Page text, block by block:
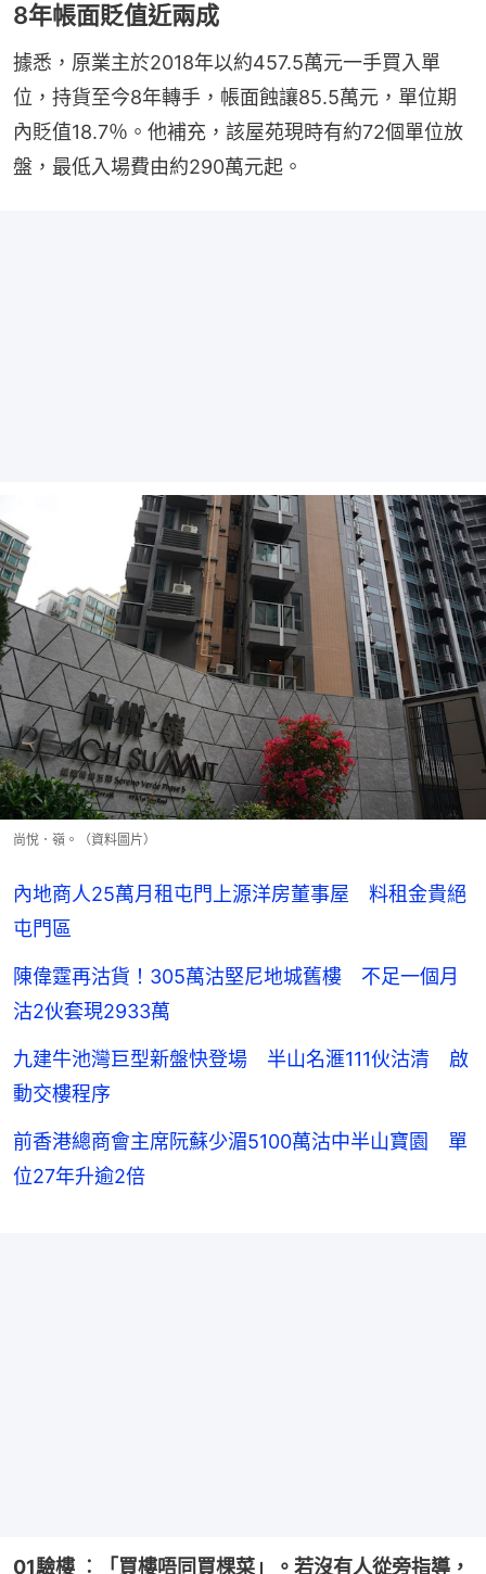
8年帳面貶值近兩成
據悉，原業主於2018年以約457.5萬元一手買入單
位，持貨至今8年轉手，帳面蝕讓85.5萬元，單位期
內貶值18.7％。他補充，該屋苑現時有約72個單位放
盤，最低入場費由約290萬元起。
尚悅．嶺。（資料圖片）
內地商人25萬月租屯門上源洋房董事屋 料租金貴絕
屯門區
陳偉霆再沽貨！305萬沽堅尼地城舊樓 不足一個月
沽2伙套現2933萬
九建牛池灣巨型新盤快登場 半山名滙111伙沽清 啟
動交樓程序
前香港總商會主席阮蘇少湄5100萬沽中半山寶園 單
位27年升逾2倍
01驗樓 ︰「買樓唔同買棵菜」。若沒有人從旁指導，